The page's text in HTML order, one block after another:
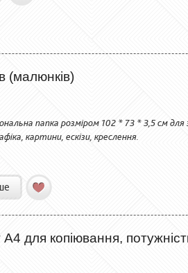
(малюнків)
папка розміром 102 * 73 * 3,5 см
картини, ескізи, креслення.
для копіювання,